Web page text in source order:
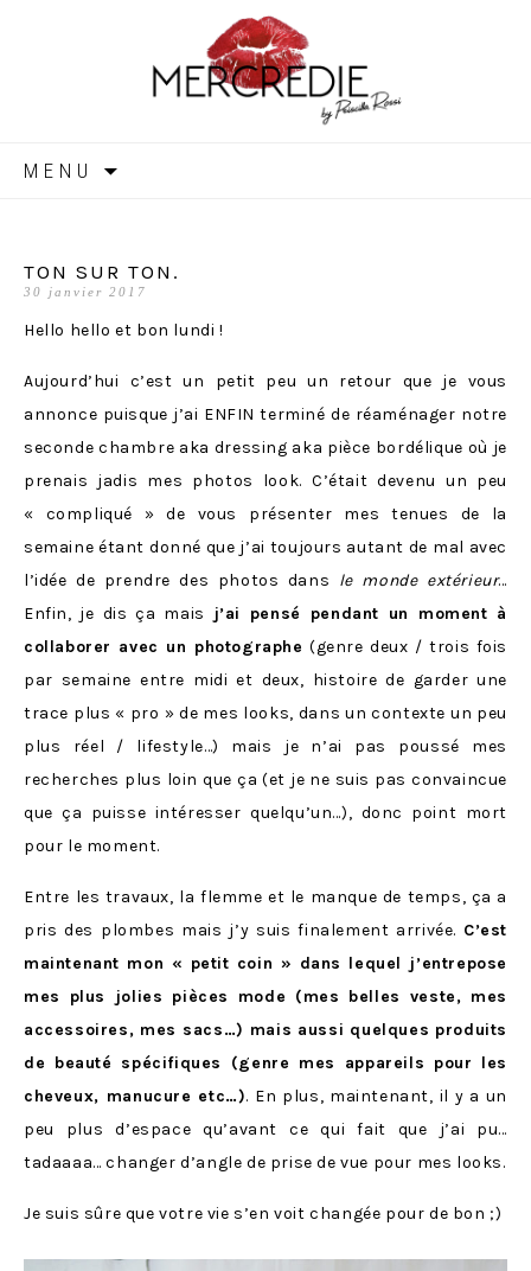
MERCREDIE
MENU
TON SUR TON.
30 janvier 2017
Hello hello et bon lundi !
Aujourd’hui c’est un petit peu un retour que je vous
annonce puisque j’ai ENFIN terminé de réaménager notre
seconde chambre aka dressing aka pièce bordélique où je
prenais jadis mes photos look. C’était devenu un peu
« compliqué » de vous présenter mes tenues de la
semaine étant donné que j’ai toujours autant de mal avec
l’idée de prendre des photos dans le monde extérieur…
Enfin, je dis ça mais
j’ai pensé pendant un moment à
collaborer avec un photographe (genre deux / trois fois
par semaine entre midi et deux, histoire de garder une
trace plus « pro » de mes looks, dans un contexte un peu
plus réel / lifestyle…) mais je n’ai pas poussé mes
recherches plus loin que ça (et je ne suis pas convaincue
que ça puisse intéresser quelqu’un…), donc point mort
pour le moment.
Entre les travaux, la flemme et le manque de temps, ça a
pris des plombes mais j’y suis finalement arrivée. C’est
maintenant mon « petit coin » dans lequel j’entrepose
mes plus jolies pièces mode (mes belles veste, mes
accessoires, mes sacs…) mais aussi quelques produits
de beauté spécifiques (genre mes appareils pour les
cheveux, manucure etc…). En plus, maintenant, il y a un
peu plus d’espace qu’avant ce qui fait que j’ai pu…
tadaaaa… changer d’angle de prise de vue pour mes looks.
Je suis sûre que votre vie s’en voit changée pour de bon ;)